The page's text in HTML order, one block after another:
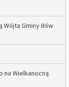
Wójta Gminy Iłów
na Wielkanocną